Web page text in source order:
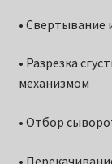
• Свертывание
• Разрезка
механизмом
• Отбор
•